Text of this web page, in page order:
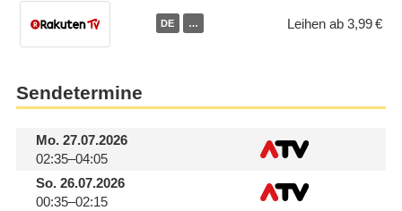
DE … Leihen ab 3,99 €
Sendetermine
Mo.27.07.2026
02:35–04:05
So.26.07.2026
00:35–02:15